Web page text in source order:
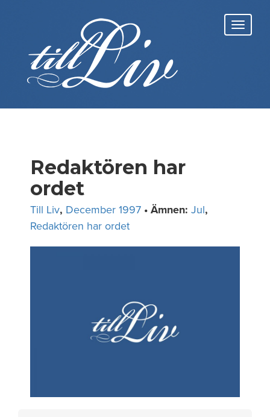
Redaktören har
ordet
Till Liv, December 1997 • Ämnen: Jul,
Redaktören har ordet